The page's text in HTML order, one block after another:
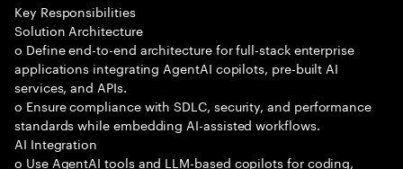
Key Responsibilities
Solution Architecture
o Define end-to-end architecture for full-stack enterprise
applications integrating AgentAI copilots, pre-built AI
services, and APIs.
o Ensure compliance with SDLC, security, and performance
standards while embedding AI-assisted workflows.
AI Integration
o Use AgentAI tools and LLM-based copilots for coding,